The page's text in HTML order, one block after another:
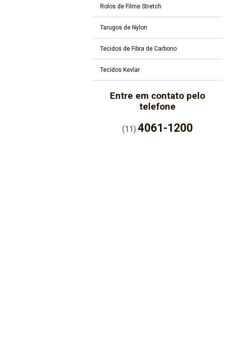
Rolos de Filme Stretch
Tarugos de Nylon
Tecidos de Fibra de Carbono
Tecidos Kevlar
Entre em contato pelo
telefone
(11)4061-1200